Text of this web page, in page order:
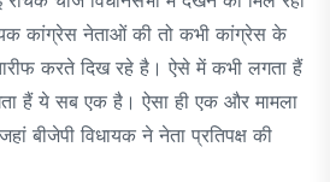
कांग्रेस नेताओं की तो कभी कांग्रेस के
करते दिख रहे है। ऐसे में कभी लगता हैं
हैं ये सब एक है। ऐसा ही एक और मामला
बीजेपी विधायक ने नेता प्रतिपक्ष की